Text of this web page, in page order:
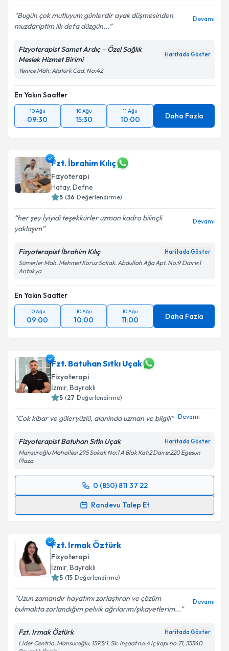
Bugün çok mutluyum günlerdir ayak düşmesinden
muzdariptim ilk defa düzgün...
Devamı
Fizyoterapist Samet Ardıç – Özel Sağlık
Meslek Hizmet Birimi
Haritada Göster
Yenice Mah. Atatürk Cad. No:42
En Yakın Saatler
10 Ağu
09:30
10 Ağu
15:30
11 Ağu
10:00 Daha Fazla
Fzt. İbrahim Kılıç
Fizyoterapi
Hatay, Defne
5 (36 Değerlendirme)
her şey İyiyidi teşekkürler uzman kadro bilinçli
yaklaşım
Devamı
Fizyoterapist İbrahim Kılıç Haritada Göster
Sümerler Mah. Mehmet Koruz Sokak. Abdullah Ağa Apt. No:9 Daire:1
Antakya
En Yakın Saatler
10 Ağu
09:00
10 Ağu
10:00
10 Ağu
11:00 Daha Fazla
Fzt. Batuhan Sıtkı Uçak
Fizyoterapi
İzmir, Bayraklı
5 (27 Değerlendirme)
Cok kibar ve güleryüzlü, alaninda uzman ve bilgili Devamı
Fizyoterapist Batuhan Sıtkı Uçak Haritada Göster
Mansuroğlu Mahallesi 295 Sokak No:1 A Blok Kat:2 Daire:220 Egesun
Plaza
0 (850) 811 37 22
Randevu Talep Et
Randevu Takvimi Talebi
takvim hazırlandığında e-posta ile bilgilendireceğiz.
E-posta Adresiniz
Kişisel verilerimin işlenmesine ilişkin
Metni
kapsamda işlenmesini kabul ediyorum.
Fzt. Irmak Öztürk
Fizyoterapi
İzmir, Bayraklı
5 (15 Değerlendirme)
Uzun zamandır hayatımı zorlaştıran ve çözüm
bulmakta zorlandığım pelvik ağrılarım/şikayetlerim...
Devamı
Fzt. Irmak Öztürk Haritada Göster
Lider Centrio, Mansuroğlu, 1593/1. Sk. inşaat no:4 iç kapı no:71, 35540